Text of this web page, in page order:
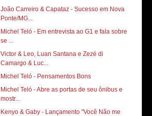
João Carreiro & Capataz - Sucesso em Nova
Ponte/MG...
Michel Teló - Em entrevista ao G1 e fala sobre
se ...
Victor & Leo, Luan Santana e Zezé di
Camargo & Luc...
Michel Teló - Pensamentos Bons
Michel Teló - Abre as portas de seu ônibus e
mostr...
Kenyo & Gaby - Lançamento "Você Não me